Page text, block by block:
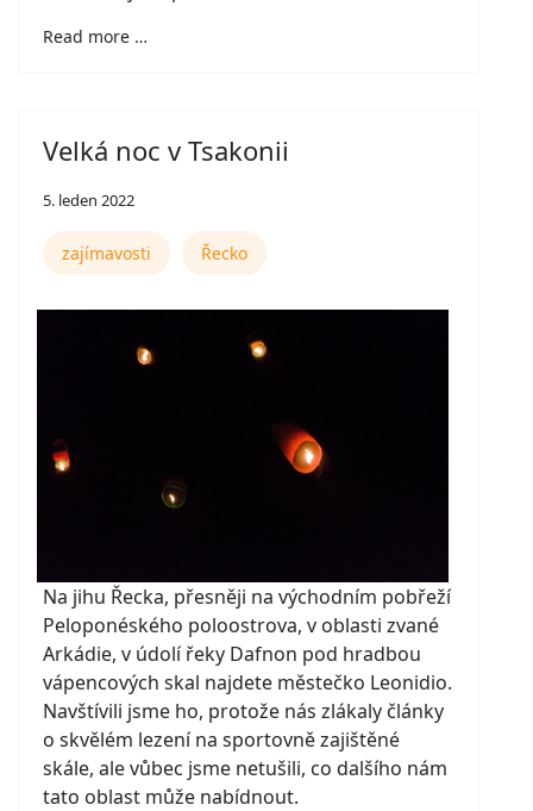
Read more …
Velká noc v Tsakonii
5. leden 2022
zajímavosti Řecko
Na jihu Řecka, přesněji na východním pobřeží
Peloponéského poloostrova, v oblasti zvané
Arkádie, v údolí řeky Dafnon pod hradbou
vápencových skal najdete městečko Leonidio.
Navštívili jsme ho, protože nás zlákaly články
o skvělém lezení na sportovně zajištěné
skále, ale vůbec jsme netušili, co dalšího nám
tato oblast může nabídnout.